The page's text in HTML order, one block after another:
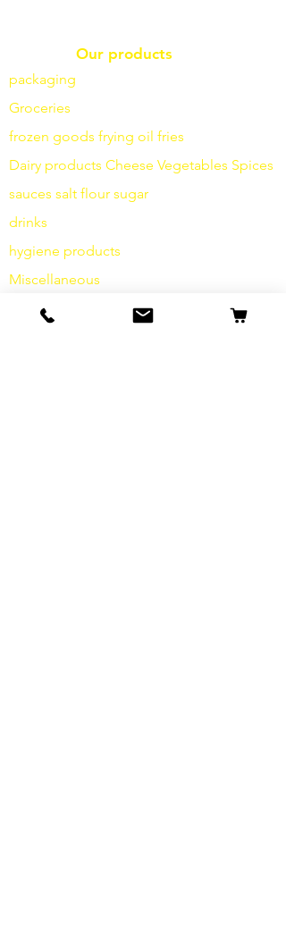
Our products
packaging
Groceries
frozen goods frying oil fries
Dairy products Cheese Vegetables Spices
sauces salt flour sugar
drinks
hygiene products
Miscellaneous
info